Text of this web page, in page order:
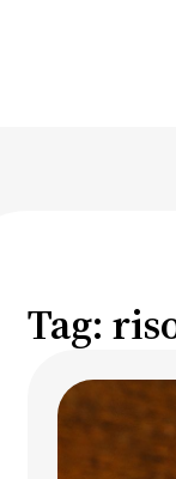
Tag: